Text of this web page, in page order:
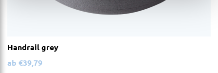
Handrail grey
ab €39,79